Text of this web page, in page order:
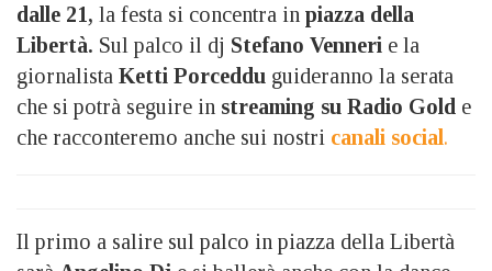
dalle 21, la festa si concentra in piazza della
Libertà. Sul palco il dj Stefano Venneri e la
giornalista Ketti Porceddu guideranno la serata
che si potrà seguire in streaming su Radio Gold e
che racconteremo anche sui nostri canali social .
Il primo a salire sul palco in piazza della Libertà